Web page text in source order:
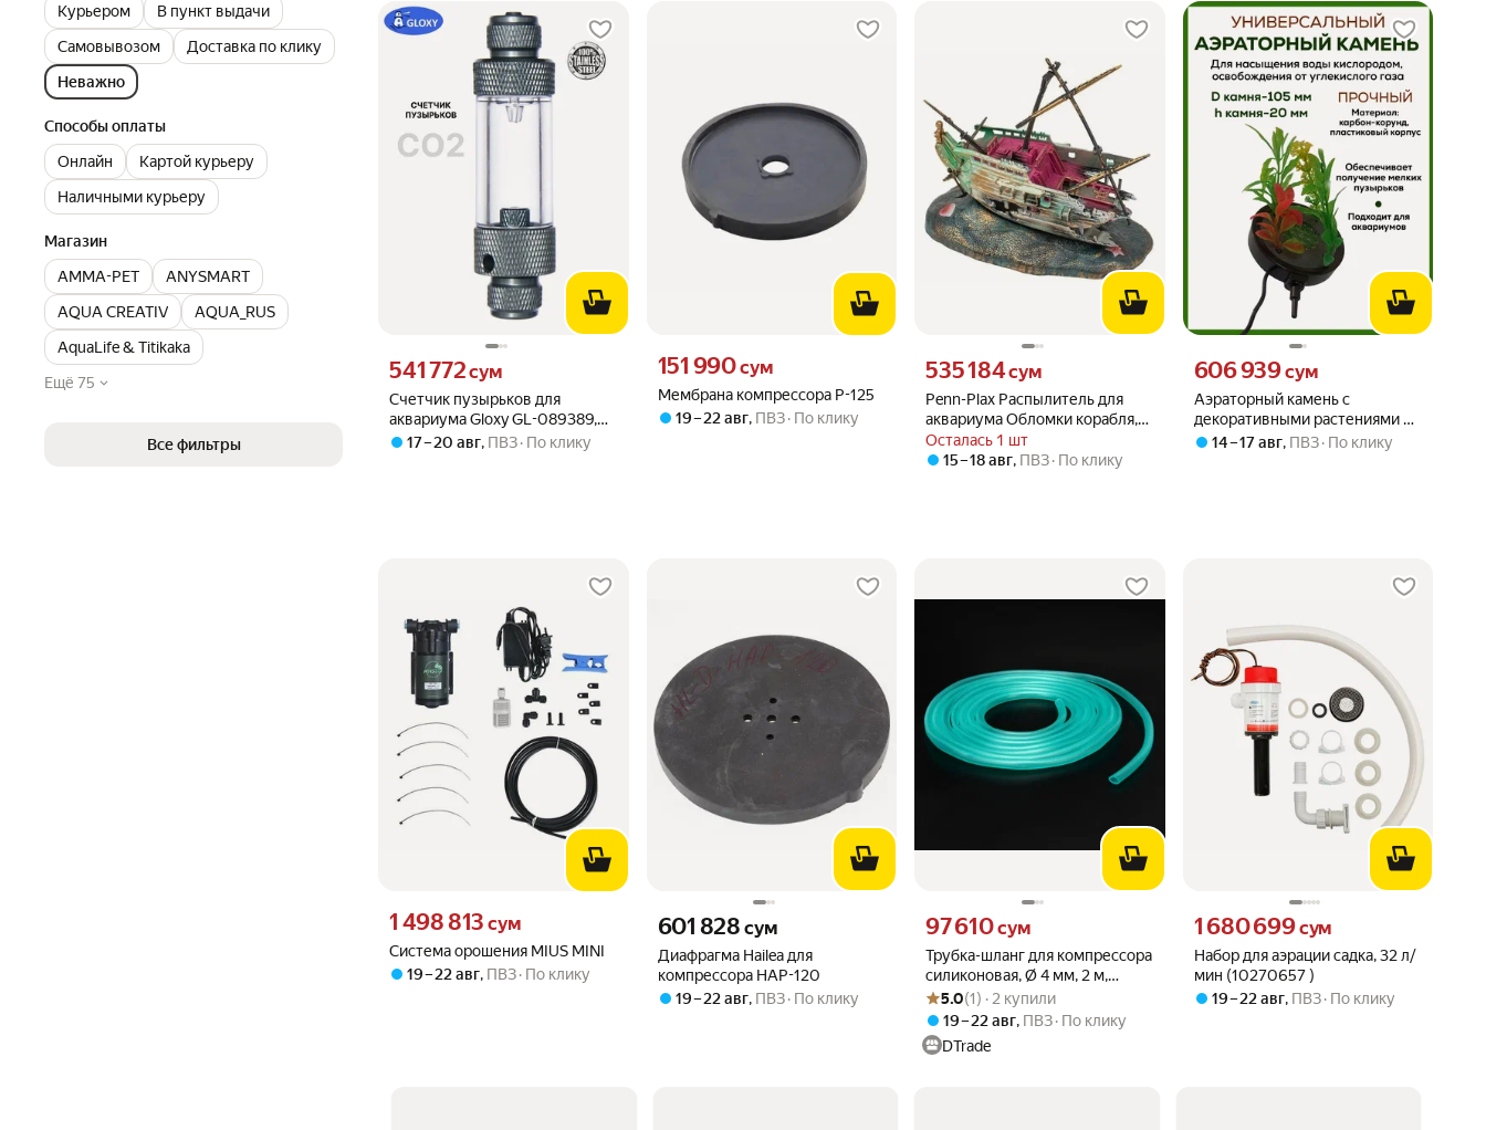
Курьером
В пункт выдачи
Самовывозом
Доставка по клику
Неважно
Способы оплаты
Онлайн
Картой курьеру
Наличными курьеру
Магазин
AMMA-PET
ANYSMART
AQUA CREATIV
AQUA_RUS
AquaLife & Titikaka
Ещё 75
Все фильтры
Счетчик пузырьков для
аквариума Gloxy GL-089389,
нержавеющая сталь,
Цена 541772 сум вместо
541 772сум
17 – 20 авг, ПВЗ По клику
Мембрана компрессора P-125
Цена 151990 сум вместо
151 990сум
19 – 22 авг, ПВЗ По клику
Penn-Plax Распылитель для
аквариума Обломки корабля,
декоративный
Осталась 1 шт
Цена 535184 сум вместо
535 184сум
15 – 18 авг, ПВЗ По клику
Аэраторный камень с
декоративными растениями и
с подсветкой L014 для
Цена 606939 сум вместо
606 939сум
14 – 17 авг, ПВЗ По клику
Система орошения MIUS MINI
Цена 1498813 сум вместо
1 498 813 сум
19 – 22 авг, ПВЗ По клику
Диафрагма Hailea для
компрессора HAP-120
Цена 601828 сум вместо
601 828 сум
19 – 22 авг, ПВЗ По клику
Трубка-шланг для компрессора
силиконовая, Ø 4 мм, 2 м,
зелёная
Цена 97610 сум вместо
97 610сум
Рейтинг товара: 5.0 из 5
Оценок: (1) · 2 купили
5.0(1) · 2 купили
19 – 22 авг, ПВЗ По клику
DTrade
Набор для аэрации садка, 32 л/
мин (10270657 )
Цена 1680699 сум вместо
1 680 699сум
19 – 22 авг, ПВЗ По клику